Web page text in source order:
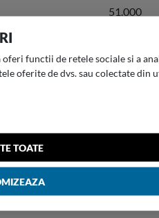
functii de retele sociale si a
oferite de dvs. sau colectate din
TOATE
51.000
77.500
94.000
HS ABS